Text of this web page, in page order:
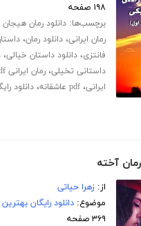
۱۹۸ صفحه
برچسب‌ها:دانلود رمان هیجان
رمان ایرانی،دانلود رمان،
فانتزی،دانلود داستان خیالی،
داستانی تخیلی،رمان ایرانی pdf
ایرانی،pdf عاشقانه ،دانلود
آخته
از:زهرا حیاتی
موضوع:دانلود رایگان
۳۶۹ صفحه